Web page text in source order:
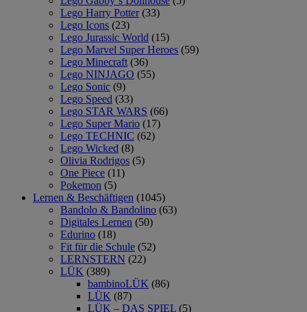
Lego Harry Potter (33)
Lego Icons (23)
Lego Jurassic World (15)
Lego Marvel Super Heroes (59)
Lego Minecraft (36)
Lego NINJAGO (55)
Lego Sonic (9)
Lego Speed (33)
Lego STAR WARS (66)
Lego Super Mario (17)
Lego TECHNIC (62)
Lego Wicked (8)
Olivia Rodrigos (5)
One Piece (11)
Pokemon (5)
Lernen & Beschäftigen (1045)
Bandolo & Bandolino (63)
Digitales Lernen (50)
Edurino (18)
Fit für die Schule (52)
LERNSTERN (22)
LÜK (389)
bambinoLÜK (86)
LÜK (87)
LÜK – DAS SPIEL (5)